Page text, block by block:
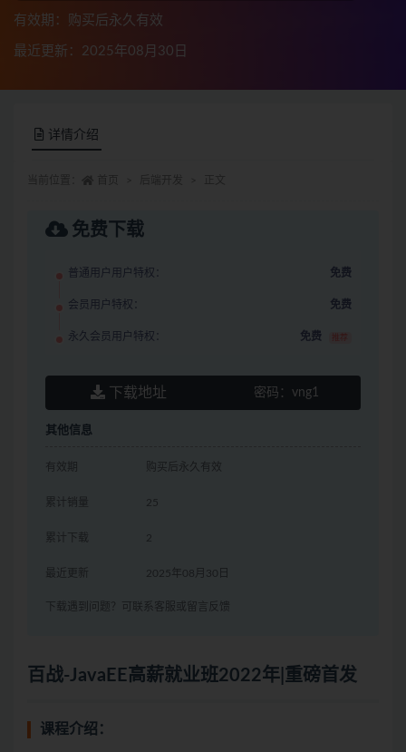
有效期：购买后永久有效
最近更新：2025年08月30日
详情介绍
免费下载
普通用户用户特权： 免费
会员用户特权： 免费
永久会员用户特权： 免费 推荐
下载地址 密码： vng1
其他信息
有效期 购买后永久有效
累计销量 25
累计下载 2
最近更新 2025年08月30日
下载遇到问题？可联系客服或留言反馈
百战-JavaEE高薪就业班2022年|重磅首发
课程介绍：